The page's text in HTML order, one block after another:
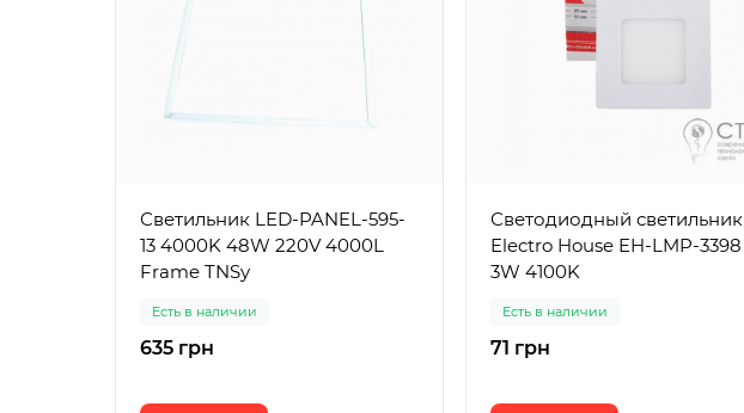
Светильник LED-PANEL-595-
13 4000K 48W 220V 4000L
Frame TNSy
Есть в наличии
635 грн
Светодиодный светильник
Electro House EH-LMP-3398
3W 4100K
Есть в наличии
71 грн